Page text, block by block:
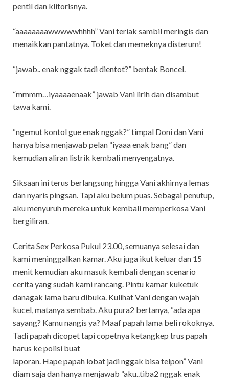
pentil dan klitorisnya.
“aaaaaaaawwwwwhhhh” Vani teriak sambil meringis dan
menaikkan pantatnya. Toket dan memeknya disterum!
“jawab.. enak nggak tadi dientot?” bentak Boncel.
“mmmm…iyaaaaenaak” jawab Vani lirih dan disambut
tawa kami.
“ngemut kontol gue enak nggak?” timpal Doni dan Vani
hanya bisa menjawab pelan “iyaaa enak bang” dan
kemudian aliran listrik kembali menyengatnya.
Siksaan ini terus berlangsung hingga Vani akhirnya lemas
dan nyaris pingsan. Tapi aku belum puas. Sebagai penutup,
aku menyuruh mereka untuk kembali memperkosa Vani
bergiliran.
Cerita Sex Perkosa Pukul 23.00, semuanya selesai dan
kami meninggalkan kamar. Aku juga ikut keluar dan 15
menit kemudian aku masuk kembali dengan scenario
cerita yang sudah kami rancang. Pintu kamar kuketuk
danagak lama baru dibuka. Kulihat Vani dengan wajah
kucel, matanya sembab. Aku pura2 bertanya, “ada apa
sayang? Kamu nangis ya? Maaf papah lama beli rokoknya.
Tadi papah dicopet tapi copetnya ketangkep trus papah
harus ke polisi buat
laporan. Hape papah lobat jadi nggak bisa telpon” Vani
diam saja dan hanya menjawab “aku..tiba2 nggak enak